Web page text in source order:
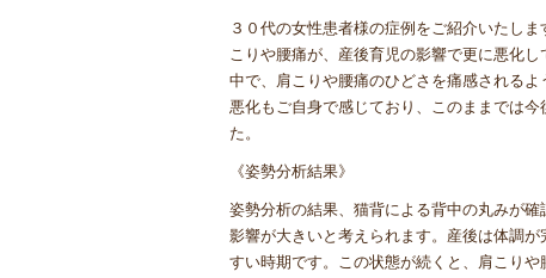
３０代の女性患者様の症例をご紹介いたし
こりや腰痛が、産後育児の影響で更に悪化
中で、肩こりや腰痛のひどさを痛感される
悪化もご自身で感じており、このままでは
た。
《姿勢分析結果》
姿勢分析の結果、猫背による背中の丸みが
影響が大きいと考えられます。産後は体調
すい時期です。この状態が続くと、肩こり